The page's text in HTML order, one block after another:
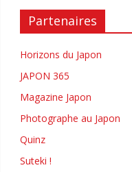
Partenaires
Horizons du Japon
JAPON 365
Magazine Japon
Photographe au Japon
Quinz
Suteki !